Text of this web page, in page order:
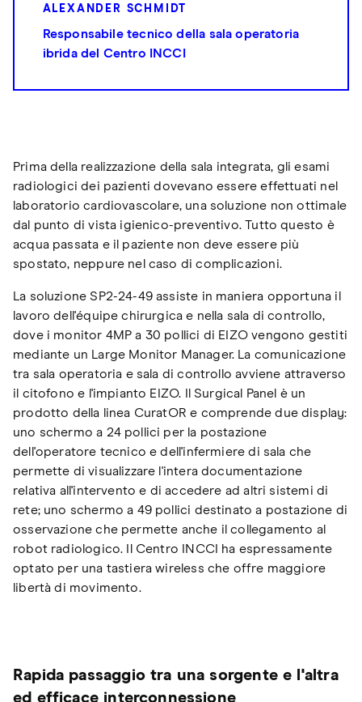
ALEXANDER SCHMIDT
Responsabile tecnico della sala operatoria
ibrida del Centro INCCI
Prima della realizzazione della sala integrata, gli esami
radiologici dei pazienti dovevano essere effettuati nel
laboratorio cardiovascolare, una soluzione non ottimale
dal punto di vista igienico-preventivo. Tutto questo è
acqua passata e il paziente non deve essere più
spostato, neppure nel caso di complicazioni.
La soluzione SP2-24-49 assiste in maniera opportuna il
lavoro dell'équipe chirurgica e nella sala di controllo,
dove i monitor 4MP a 30 pollici di EIZO vengono gestiti
mediante un Large Monitor Manager. La comunicazione
tra sala operatoria e sala di controllo avviene attraverso
il citofono e l'impianto EIZO. Il Surgical Panel è un
prodotto della linea CuratOR e comprende due display:
uno schermo a 24 pollici per la postazione
dell'operatore tecnico e dell'infermiere di sala che
permette di visualizzare l'intera documentazione
relativa all'intervento e di accedere ad altri sistemi di
rete; uno schermo a 49 pollici destinato a postazione di
osservazione che permette anche il collegamento al
robot radiologico. Il Centro INCCI ha espressamente
optato per una tastiera wireless che offre maggiore
libertà di movimento.
Rapida passaggio tra una sorgente e l'altra
ed efficace interconnessione